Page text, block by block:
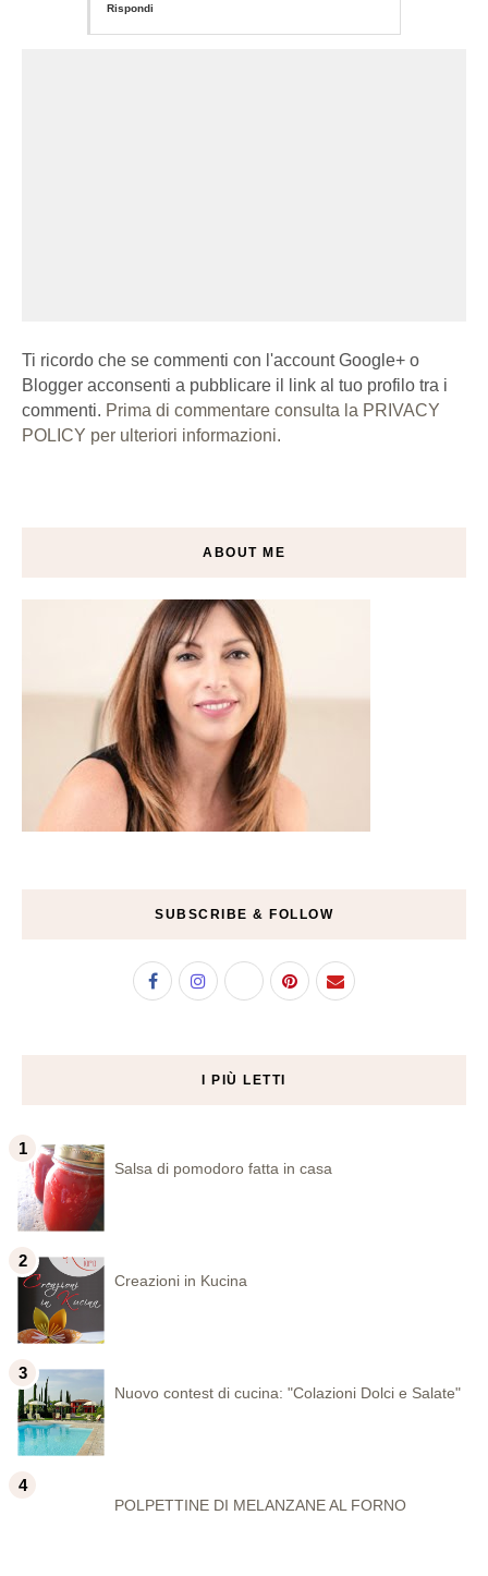
Rispondi
Ti ricordo che se commenti con l'account Google+ o
Blogger acconsenti a pubblicare il link al tuo profilo tra i
commenti. Prima di commentare consulta la PRIVACY
POLICY per ulteriori informazioni.
ABOUT ME
SUBSCRIBE & FOLLOW
I PIÙ LETTI
Salsa di pomodoro fatta in casa
Creazioni in Kucina
Nuovo contest di cucina: "Colazioni Dolci e Salate"
POLPETTINE DI MELANZANE AL FORNO